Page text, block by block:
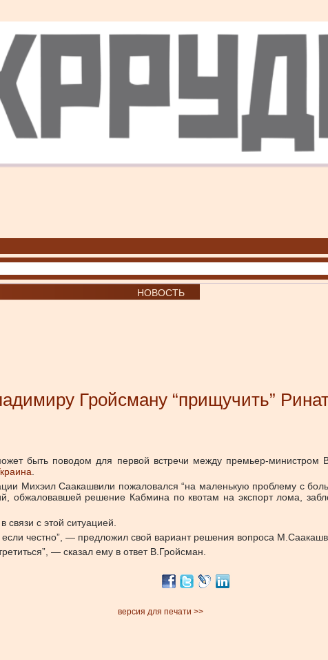
НОВОСТЬ
Гройсману “прищучить”
быть поводом для первой встречи между премьер-
Михэил Саакашвили пожаловался “на маленькую проблему с
обжаловавшей решение Кабмина по квотам на экспорт лома,
с этой ситуацией.
честно”, — предложил свой вариант решения вопроса
— сказал ему в ответ В.Гройсман.
версия для печати >>